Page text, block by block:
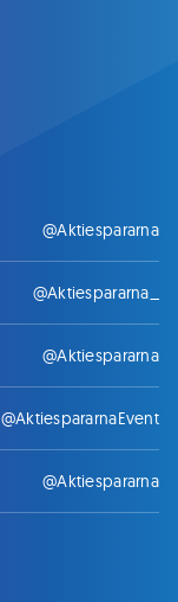
@Aktiespararna
@Aktiespararna_
@Aktiespararna
@AktiespararnaEvent
@Aktiespararna